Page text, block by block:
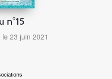
n°15
le 23 juin 2021